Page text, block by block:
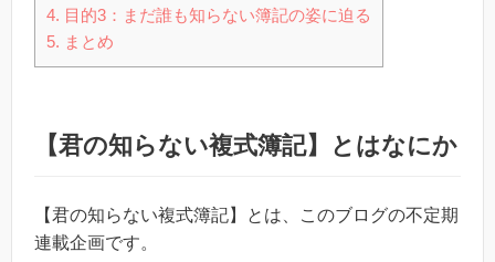
4. 目的3：まだ誰も知らない簿記の姿に迫る
5. まとめ
【君の知らない複式簿記】とはなにか
【君の知らない複式簿記】とは、このブログの不定期
連載企画です。